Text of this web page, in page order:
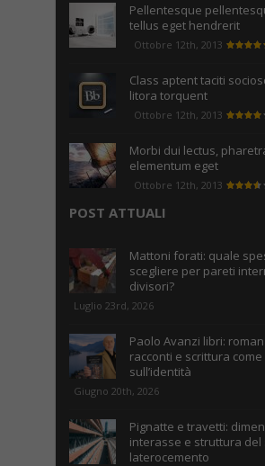
Pellentesque
tellus eget hendrerit
Ottobre 12th, 2013
Class aptent taciti
litora torquent
Ottobre 12th, 2013
Morbi dui lectus,
elementum eget
Ottobre 12th, 2013
POST ATTUALI
Mattoni forati: quale
scegliere per pareti
divisori?
Luglio 23rd, 2026
Paolo Avanzi libri:
racconti e scrittura come
sull’identità
Giugno 20th, 2026
Pignatte e travetti:
interasse e struttura del
laterocemento